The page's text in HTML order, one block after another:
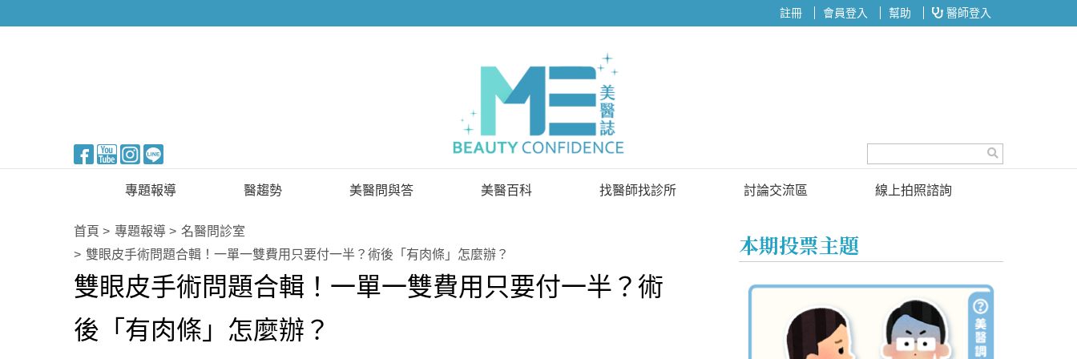
註冊 會員登入 幫助 醫師登入
專題報導
新知快訊
醫美整形
保健醫療
生活知識
醫趨勢
美醫FUN知識
國際新知
美醫問與答
待解決問題
美醫百科 找醫師找診所
顧問醫師
討論交流區
投票區
線上拍照諮詢
首頁 專題報導
名醫問診室
雙眼皮手術問題合輯！一單一雙費用只要付一半？術後「有肉條」怎麼辦？
雙眼皮手術問題合輯！一單一雙費用只要付一半？術
後「有肉條」怎麼辦？
本期投票主題